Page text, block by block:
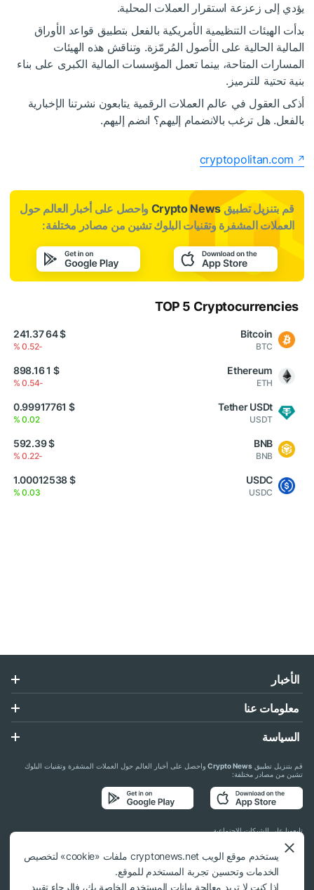
يؤدي إلى زعزعة استقرار العملات المحلية.
بدأت الهيئات التنظيمية الأمريكية بالفعل بتطبيق قواعد الأوراق
المالية الحالية على الأصول المُرمّزة. وتناقش هذه الهيئات
المسارات المتاحة، بينما تعمل المؤسسات المالية الكبرى على بناء
بنية تحتية للترميز.
أذكى العقول في عالم العملات الرقمية يتابعون نشرتنا الإخبارية
بالفعل. هل ترغب بالانضمام إليهم؟ انضم إليهم.
cryptopolitan.com
قم بتنزيل تطبيقCrypto News واحصل على أخبار العالم حول
العملات المشفرة وتقنيات البلوك تشين من مصادر مختلفة:
TOP 5 Cryptocurrencies
Bitcoin
BTC
$ 64 241.37
-0.52 %
Ethereum
ETH
$ 1 898.16
-0.54 %
Tether USDt
USDT
$ 0.99917761
0.02 %
BNB
BNB
$ 592.39
-0.22 %
USDC
USDC
$ 1.00012538
0.03 %
الأخبار
معلومات عنا
السياسة
قم بتنزيل تطبيق Crypto News واحصل على أخبار العالم حول العملات المشفرة وتقنيات البلوك
تشين من مصادر مختلفة:
تابعونا على الشبكات الاجتماعية
يستخدم موقع الويب cryptonews.net ملفات «cookie» لتخصيص
الخدمات وتحسين تجربة المستخدم للموقع.
إذا كنت لا تريد معالجة بيانات المستخدم الخاصة بك، فالرجاء تقييد